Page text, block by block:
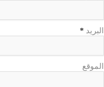
البريد *
الموقع